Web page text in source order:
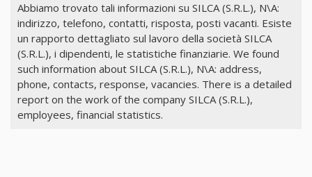
Abbiamo trovato tali informazioni su SILCA (S.R.L.), N\A:
indirizzo, telefono, contatti, risposta, posti vacanti. Esiste
un rapporto dettagliato sul lavoro della società SILCA
(S.R.L.), i dipendenti, le statistiche finanziarie. We found
such information about SILCA (S.R.L.), N\A: address,
phone, contacts, response, vacancies. There is a detailed
report on the work of the company SILCA (S.R.L.),
employees, financial statistics.